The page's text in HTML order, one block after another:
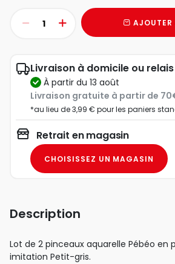
AJOUTER
Livraison à domicile ou relais
à partir du 13 août
Livraison gratuite à partir de
*au lieu de 3,99 € pour les paniers
Retrait en magasin
CHOISISSEZ UN MAGASIN
Description
Lot de 2 pinceaux aquarelle Pébéo en
imitation Petit-gris.